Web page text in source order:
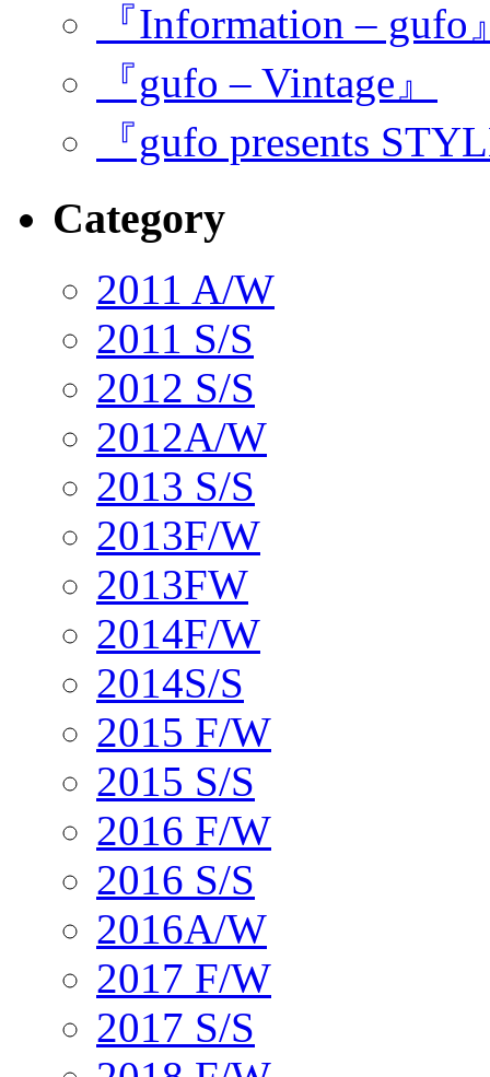
『Information – gufo
『gufo – Vintage』
『gufo presents
Category
2011 A/W
2011 S/S
2012 S/S
2012A/W
2013 S/S
2013F/W
2013FW
2014F/W
2014S/S
2015 F/W
2015 S/S
2016 F/W
2016 S/S
2016A/W
2017 F/W
2017 S/S